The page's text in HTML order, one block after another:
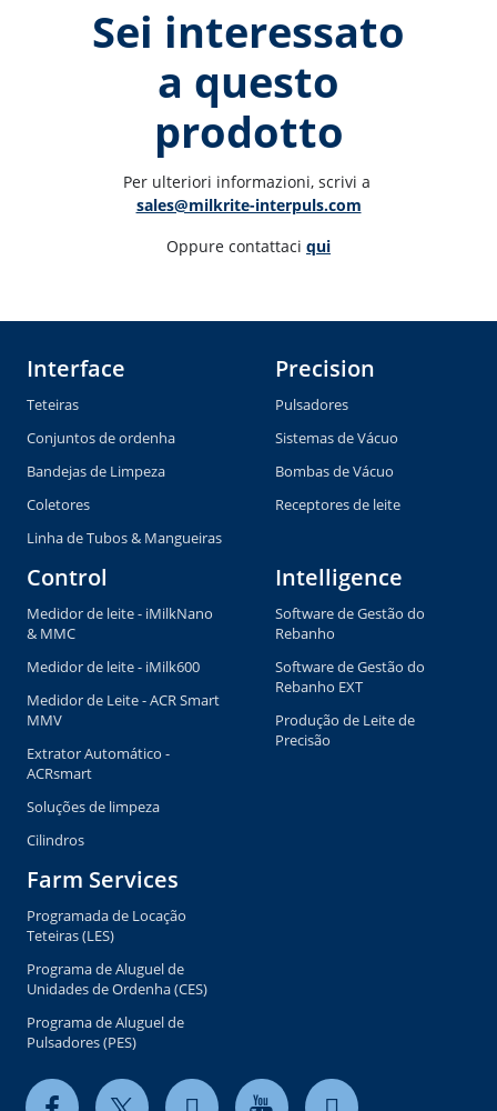
Sei interessato
a questo
prodotto
Per ulteriori informazioni, scrivi a
sales@milkrite-interpuls.com
Oppure contattaci qui
Interface
Teteiras
Conjuntos de ordenha
Bandejas de Limpeza
Coletores
Linha de Tubos & Mangueiras
Precision
Pulsadores
Sistemas de Vácuo
Bombas de Vácuo
Receptores de leite
Control
Medidor de leite - iMilkNano
& MMC
Medidor de leite - iMilk600
Medidor de Leite - ACR Smart
MMV
Extrator Automático -
ACRsmart
Soluções de limpeza
Cilindros
Intelligence
Software de Gestão do
Rebanho
Software de Gestão do
Rebanho EXT
Produção de Leite de
Precisão
Farm Services
Programada de Locação
Teteiras (LES)
Programa de Aluguel de
Unidades de Ordenha (CES)
Programa de Aluguel de
Pulsadores (PES)